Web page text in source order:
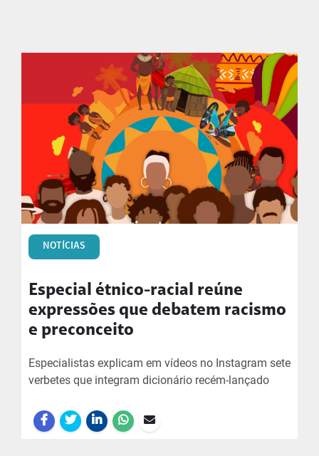
NOTÍCIAS
Especial étnico-racial reúne
expressões que debatem racismo
e preconceito
Especialistas explicam em vídeos no Instagram sete
verbetes que integram dicionário recém-lançado